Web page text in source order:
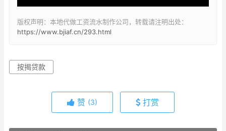
版权声明：本地代做工资流水制作公司，转载请注明出处：
https://www.bjiaf.cn/293.html
按揭贷款
赞 (3) 打赏